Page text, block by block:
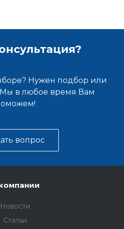
Нужен подбор или
Мы в любое время Вам
вопрос
Новости
Статьи